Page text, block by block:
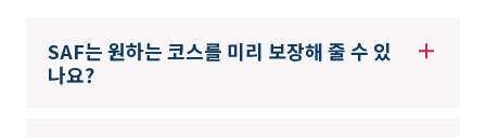
SAF는 원하는 코스를 미리 보장해 줄 수 있
나요?